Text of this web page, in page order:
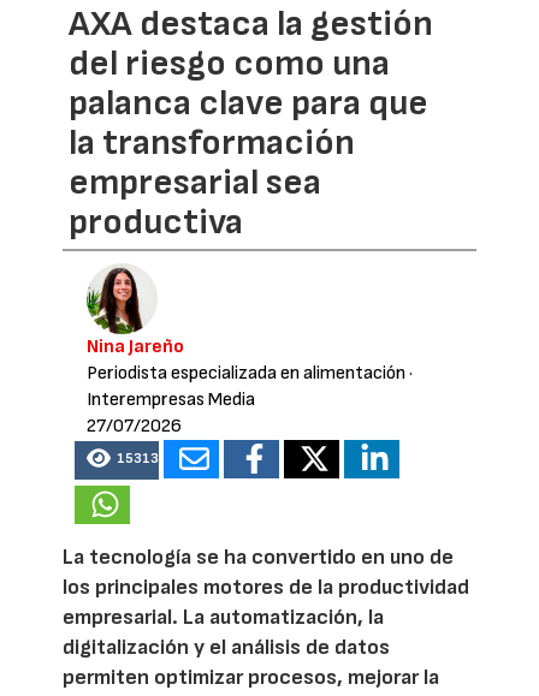
AXA destaca la gestión
del riesgo como una
palanca clave para que
la transformación
empresarial sea
productiva
Nina Jareño
Periodista especializada en alimentación ·
Interempresas Media
27/07/2026
15313
La tecnología se ha convertido en uno de
los principales motores de la productividad
empresarial. La automatización, la
digitalización y el análisis de datos
permiten optimizar procesos, mejorar la